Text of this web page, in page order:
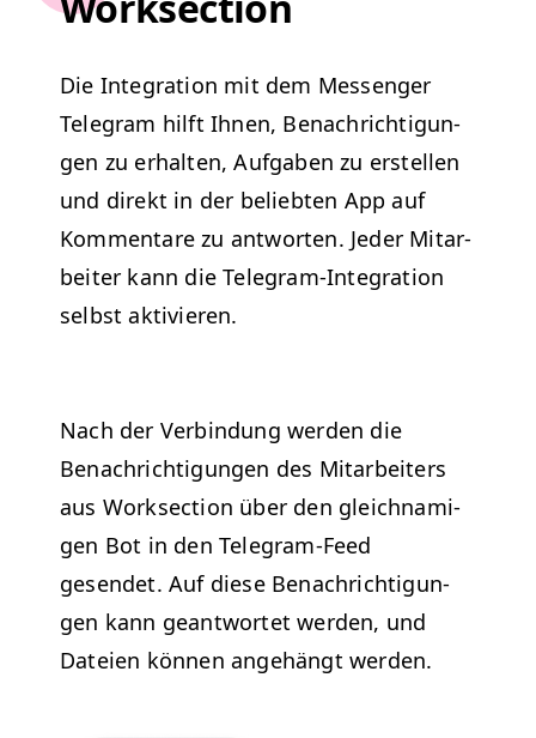
Die Inte­gra­tion mit dem Mes­sen­ger
Telegram hil­ft Ihnen, Benachrich­ti­gun­
gen zu erhal­ten, Auf­gaben zu erstellen
und direkt in der beliebten App auf
Kom­mentare zu antworten. Jed­er Mitar­
beit­er kann die Telegram-Inte­gra­tion
selb­st aktivieren.
Nach der Verbindung wer­den die
Benachrich­ti­gun­gen des Mitar­beit­ers
aus Work­sec­tion über den gle­ich­nami­
gen Bot in den Telegram-Feed
gesendet. Auf diese Benachrich­ti­gun­
gen kann geant­wortet wer­den, und
Dateien kön­nen ange­hängt werden.